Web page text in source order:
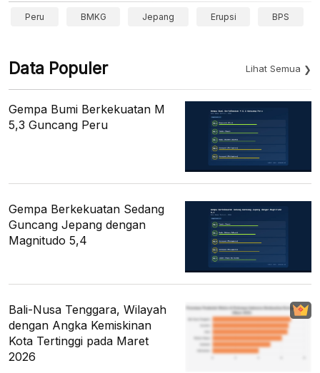
Peru BMKG Jepang Erupsi BPS
Data Populer Lihat Semua
Gempa Bumi Berkekuatan M
5,3 Guncang Peru
Gempa Berkekuatan Sedang
Guncang Jepang dengan
Magnitudo 5,4
Bali-Nusa Tenggara, Wilayah
dengan Angka Kemiskinan
Kota Tertinggi pada Maret
2026